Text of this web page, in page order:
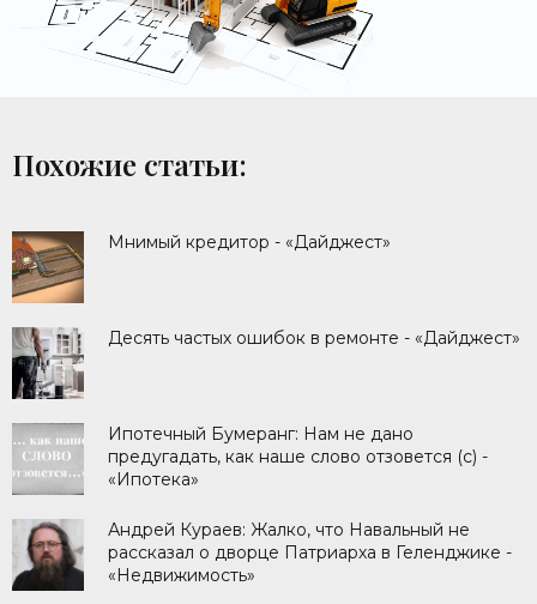
Похожие статьи:
Мнимый кредитор - «Дайджест»
Десять частых ошибок в ремонте - «Дайджест»
Ипотечный Бумеранг: Нам не дано
предугадать, как наше слово отзовется (с) -
«Ипотека»
Андрей Кураев: Жалко, что Навальный не
рассказал о дворце Патриарха в Геленджике -
«Недвижимость»